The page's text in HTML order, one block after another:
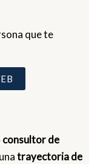
que te
consultor de
trayectoria de